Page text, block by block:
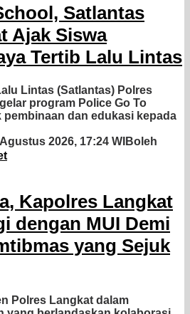
Satlantas
Ajak Siswa
Tertib Lalu Lintas
Lintas (Satlantas) Polres
program Police Go To
dan edukasi kepada
2026, 17:24 WIBoleh
Kapolres Langkat
dengan MUI Demi
yang Sejuk
Polres Langkat dalam